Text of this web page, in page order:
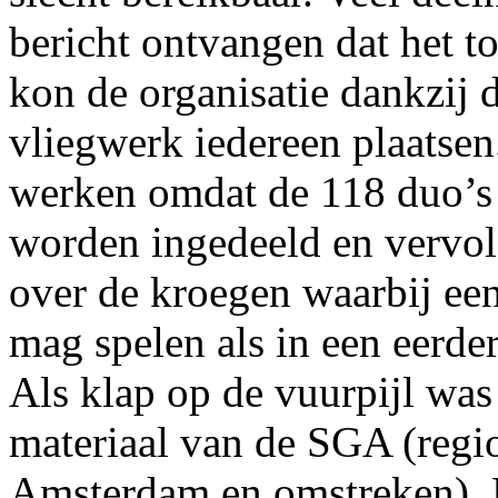
bericht ontvangen dat het
kon de organisatie dankzij
vliegwerk iedereen
werken omdat de 118
worden ingedeeld en
over de kroegen waarbij
mag spelen als in een
Als klap op de vuurpijl
materiaal van de SGA